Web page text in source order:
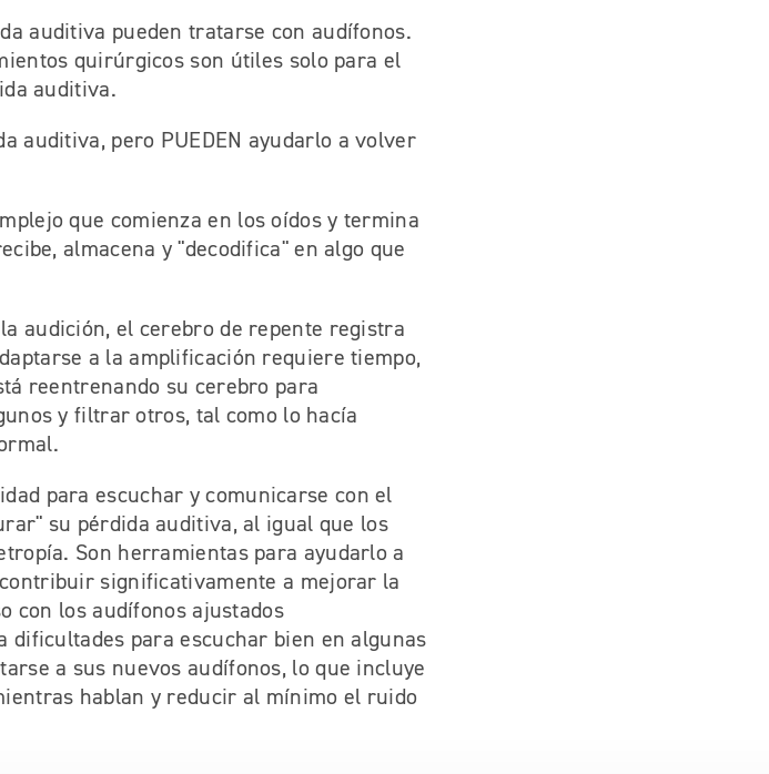
auditiva pueden tratarse con audífonos.
quirúrgicos son útiles solo para el
auditiva.
auditiva, pero PUEDEN ayudarlo a volver
que comienza en los oídos y termina
almacena y "decodifica" en algo que
audición, el cerebro de repente registra
a la amplificación requiere tiempo,
reentrenando su cerebro para
y filtrar otros, tal como lo hacía
para escuchar y comunicarse con el
su pérdida auditiva, al igual que los
Son herramientas para ayudarlo a
significativamente a mejorar la
con los audífonos ajustados
dificultades para escuchar bien en algunas
a sus nuevos audífonos, lo que incluye
hablan y reducir al mínimo el ruido